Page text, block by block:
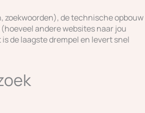
zoekwoorden), de technische opbouw
andere websites naar jou
de laagste drempel en levert snel